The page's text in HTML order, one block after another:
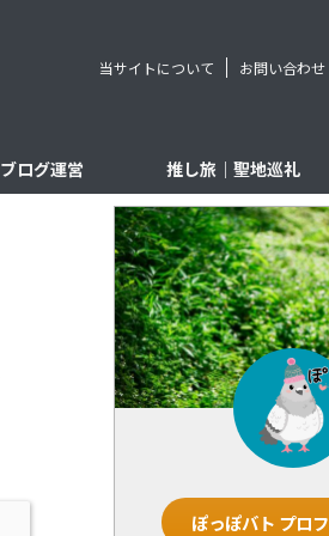
当サイトについて お問い合わせ
ブログ運営 推し旅｜聖地巡礼
ぽっぽバト プロ